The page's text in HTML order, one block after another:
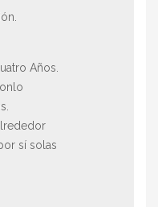
Años.
sí solas